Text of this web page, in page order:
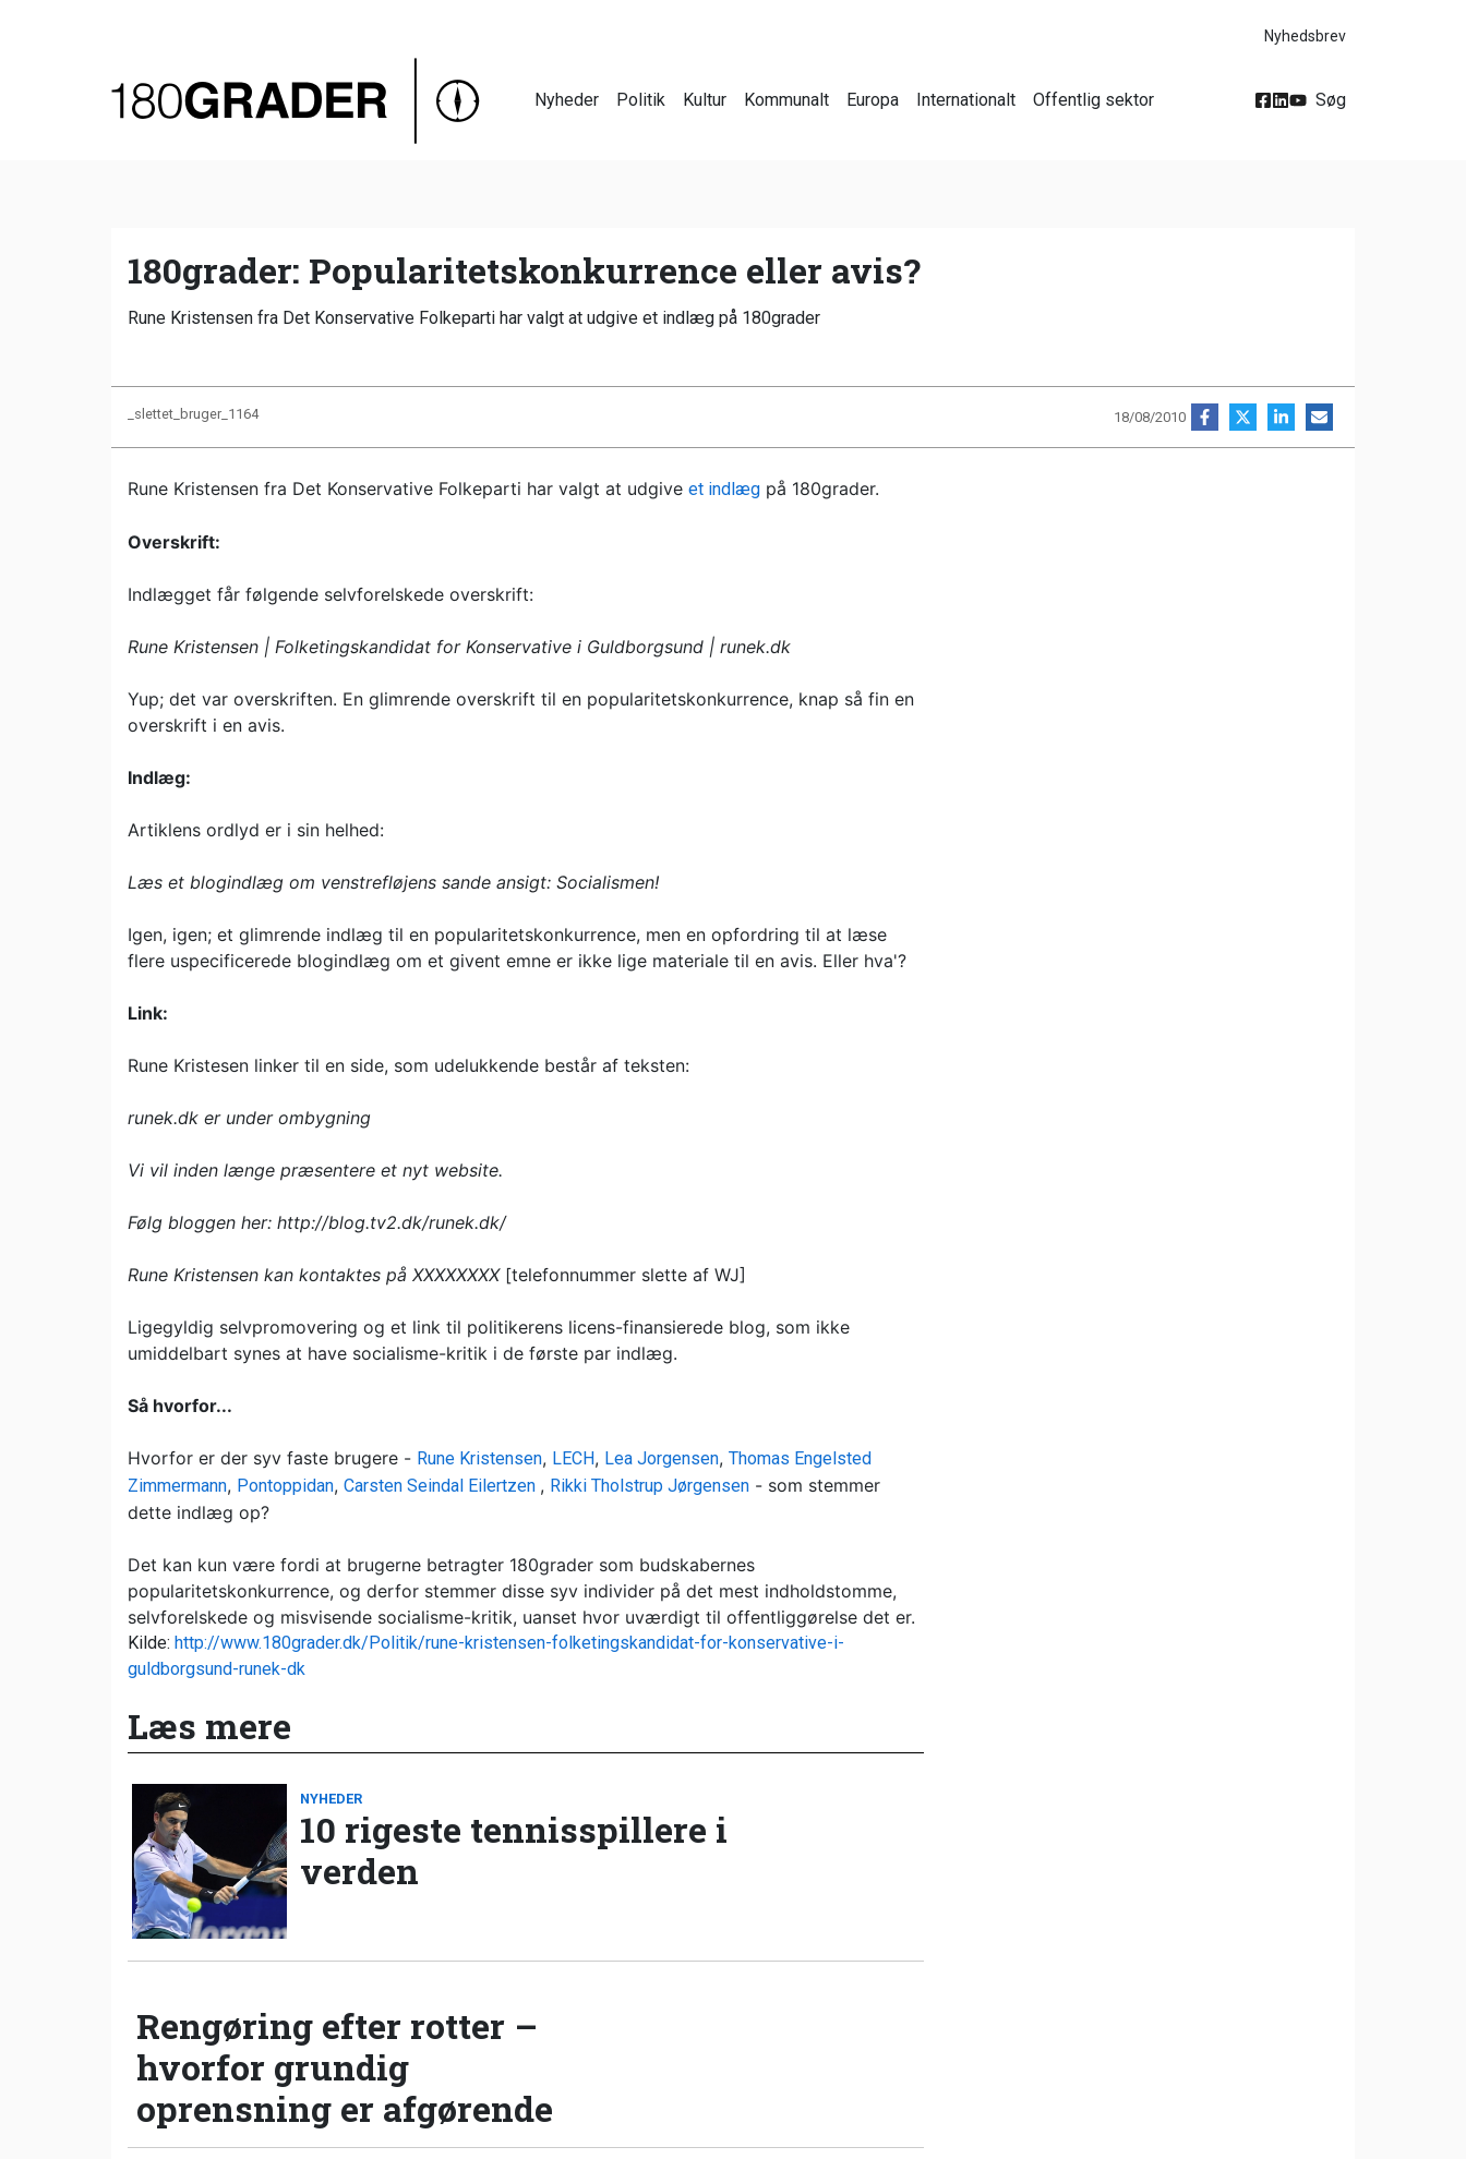
Nyhedsbrev
Nyheder Politik Kultur Kommunalt Europa Internationalt Offentlig sektor Søg
180grader: Popularitetskonkurrence eller avis?
Rune Kristensen fra Det Konservative Folkeparti har valgt at udgive et indlæg på 180grader
_slettet_bruger_1164 18/08/2010
Rune Kristensen fra Det Konservative Folkeparti har valgt at udgive et indlæg på 180grader.
Overskrift:
Indlægget får følgende selvforelskede overskrift:
Rune Kristensen | Folketingskandidat for Konservative i Guldborgsund | runek.dk
Yup; det var overskriften. En glimrende overskrift til en popularitetskonkurrence, knap så fin en
overskrift i en avis.
Indlæg:
Artiklens ordlyd er i sin helhed:
Læs et blogindlæg om venstrefløjens sande ansigt: Socialismen!
Igen, igen; et glimrende indlæg til en popularitetskonkurrence, men en opfordring til at læse
flere uspecificerede blogindlæg om et givent emne er ikke lige materiale til en avis. Eller hva'?
Link:
Rune Kristesen linker til en side, som udelukkende består af teksten:
runek.dk er under ombygning
Vi vil inden længe præsentere et nyt website.
Følg bloggen her: http://blog.tv2.dk/runek.dk/
Rune Kristensen kan kontaktes på XXXXXXXX [telefonnummer slette af WJ]
Ligegyldig selvpromovering og et link til politikerens licens-finansierede blog, som ikke
umiddelbart synes at have socialisme-kritik i de første par indlæg.
Så hvorfor...
Hvorfor er der syv faste brugere - Rune Kristensen, LECH, Lea Jorgensen, Thomas Engelsted
Zimmermann, Pontoppidan, Carsten Seindal Eilertzen , Rikki Tholstrup Jørgensen - som stemmer
dette indlæg op?
Det kan kun være fordi at brugerne betragter 180grader som budskabernes
popularitetskonkurrence, og derfor stemmer disse syv individer på det mest indholdstomme,
selvforelskede og misvisende socialisme-kritik, uanset hvor uværdigt til offentliggørelse det er.
Kilde: http://www.180grader.dk/Politik/rune-kristensen-folketingskandidat-for-konservative-i-
guldborgsund-runek-dk
Læs mere
NYHEDER
10 rigeste tennisspillere i
verden
Rengøring efter rotter –
hvorfor grundig
oprensning er afgørende